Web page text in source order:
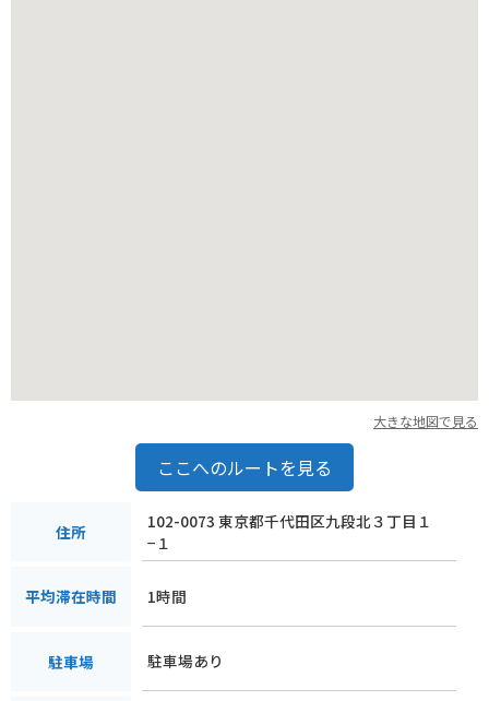
大きな地図で見る
ここへのルートを見る
住所
102-0073 東京都千代田区九段北３丁目１
−１
平均滞在時間 1時間
駐車場 駐車場あり